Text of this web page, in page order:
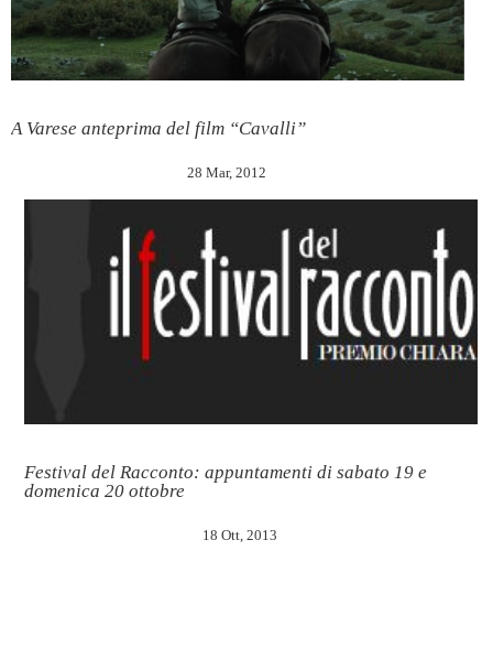
A Varese anteprima del film “Cavalli”
28 Mar, 2012
Festival del Racconto: appuntamenti di sabato 19 e
domenica 20 ottobre
18 Ott, 2013